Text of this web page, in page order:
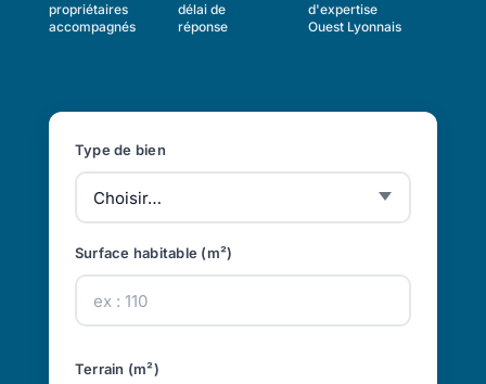
propriétaires
accompagnés
délai de
réponse
d'expertise
Ouest Lyonnais
Type de bien
Surface habitable (m²)
Terrain (m²)